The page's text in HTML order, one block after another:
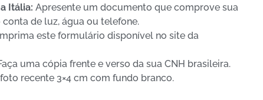
Itália: Apresente um documento que comprove sua
de luz, água ou telefone.
este formulário disponível no site da
uma cópia frente e verso da sua CNH brasileira.
recente 3×4 cm com fundo branco.